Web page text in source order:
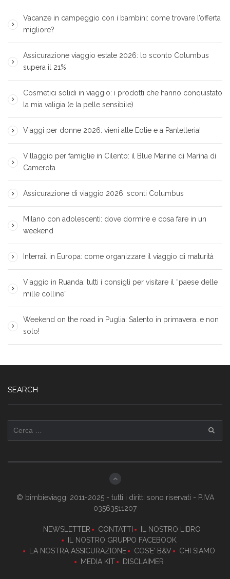
Vacanze in campeggio con i bambini: come trovare l’offerta
migliore?
Assicurazione viaggio estate 2026: lo sconto Columbus
supera il 21%
Cosmetici solidi in viaggio: i prodotti che hanno conquistato
la mia valigia (e la pelle sensibile)
Viaggi per donne 2026: vieni alle Eolie e a Pantelleria!
Villaggio per famiglie in Cilento: il Blue Marine di Marina di
Camerota
Assicurazione di viaggio 2026: sconti Columbus
Milano con adolescenti: dove dormire e cosa fare in un
weekend
Interrail in Europa: come organizzare il viaggio di maturità
Viaggio in Ruanda: tutti i consigli per visitare il “paese delle
mille colline”
Weekend on the road in Puglia: Salento in primavera…e non
solo!
SEARCH
per:
© bimbieviaggi 2011-2025 - tutti i diritti sono riservati - P.IVA
03563511207
NEWSLETTER CONTATTI
IL NOSTRO LIBRO
IL NOSTRO GRUPPO FACEBOOK
LA NOSTRA ASSICURAZIONE
COS’E’ B&V
CHI SIAMO
MEDIA KIT
DISCLAIMER